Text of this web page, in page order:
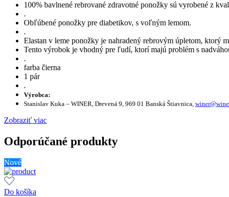
100% bavlnené rebrované zdravotné ponožky sú vyrobené z
.
Obľúbené ponožky pre diabetikov, s voľným lemom.
.
Elastan v leme ponožky je nahradený rebrovým úpletom, ktorý
Tento výrobok je vhodný pre ľudí, ktorí majú problém s
.
farba čierna
1 pár
.
Výrobca:
Stanislav Kuka – WINER, Drevená 9, 969 01 Banská Štiavnica,
Zobraziť viac
Odporúčané produkty
Nové
Do košíka